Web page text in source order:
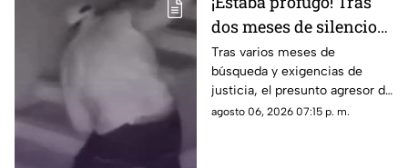
dos meses de silencio
detuvieron a Jorge "N",
agresor de Paula
Tras varios meses de
búsqueda y exigencias de
justicia, el presunto agresor de
Paula Fajardo fue localizado y
agosto 06, 2026 07:15 p. m.